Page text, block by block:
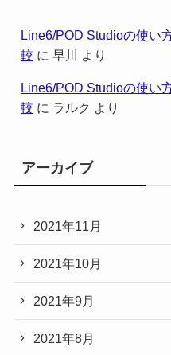
Line6/POD Studioの使い
較 に 早川 より
Line6/POD Studioの使い
較 に ラルク より
アーカイブ
2021年11月
2021年10月
2021年9月
2021年8月